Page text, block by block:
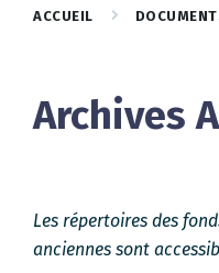
ACCUEIL
Archives
Les répertoires des
anciennes sont